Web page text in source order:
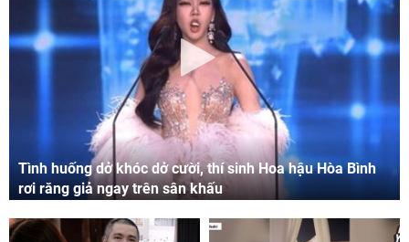
Tình huống dở khóc dở cười, thí sinh Hoa hậu Hòa Bình
rơi răng giả ngay trên sân khấu